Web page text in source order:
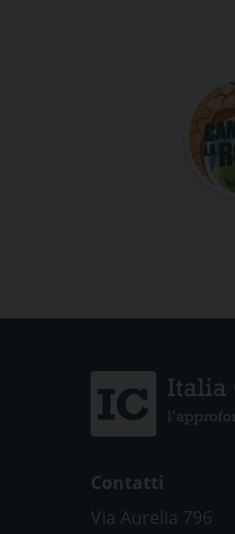
Contatti
Via Aurelia 796